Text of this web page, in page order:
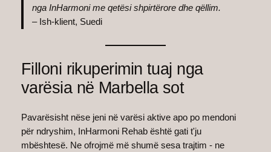
nga InHarmoni me qetësi shpirtërore dhe qëllim.
– Ish-klient, Suedi
Filloni rikuperimin tuaj nga
varësia në Marbella sot
Pavarësisht nëse jeni në varësi aktive apo po mendoni
për ndryshim, InHarmoni Rehab është gati t'ju
mbështesë. Ne ofrojmë më shumë sesa trajtim - ne